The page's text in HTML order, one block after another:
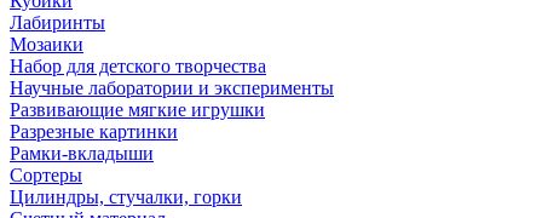
Лабиринты
Мозаики
Набор для детского творчества
Научные лаборатории и эксперименты
Развивающие мягкие игрушки
Разрезные картинки
Рамки-вкладыши
Сортеры
Цилиндры, стучалки, горки